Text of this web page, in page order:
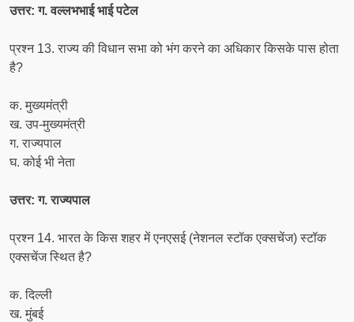
उत्तर: ग. वल्लभभाई भाई पटेल
प्रश्न 13. राज्य की विधान सभा को भंग करने का अधिकार किसके पास होता
है?
क. मुख्यमंत्री
ख. उप-मुख्यमंत्री
ग. राज्यपाल
घ. कोई भी नेता
उत्तर: ग. राज्यपाल
प्रश्न 14. भारत के किस शहर में एनएसई (नेशनल स्टॉक एक्सचेंज) स्टॉक
एक्सचेंज स्थित है?
क. दिल्ली
ख. मुंबई